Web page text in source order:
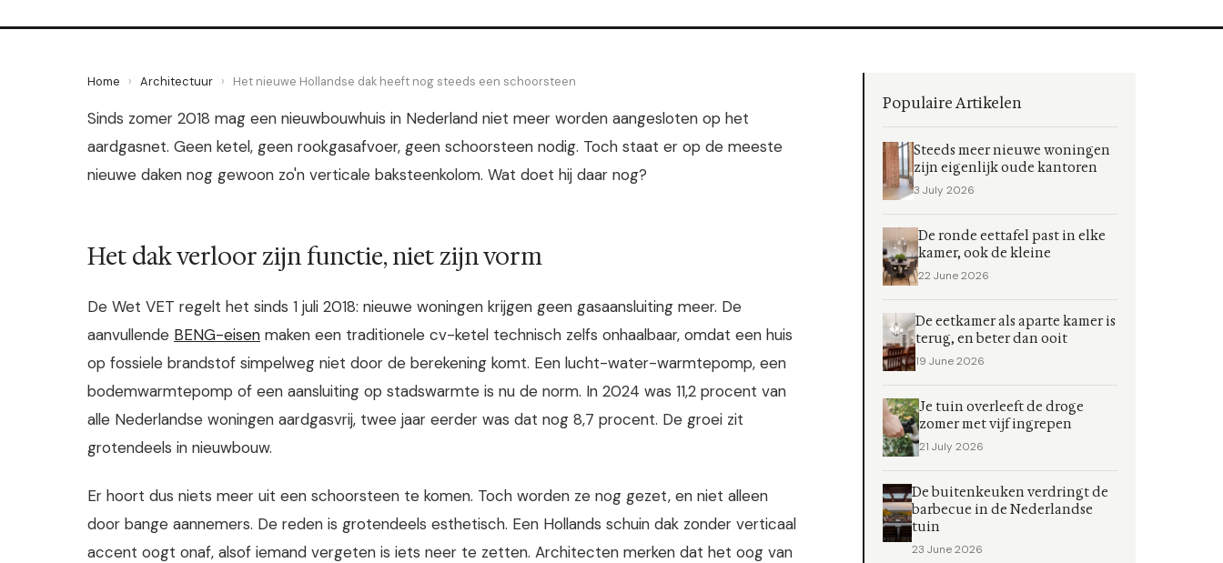
Home › Architectuur › Het nieuwe Hollandse dak heeft nog steeds een schoorsteen
Sinds zomer 2018 mag een nieuwbouwhuis in Nederland niet meer worden aangesloten op het
aardgasnet. Geen ketel, geen rookgasafvoer, geen schoorsteen nodig. Toch staat er op de meeste
nieuwe daken nog gewoon zo'n verticale baksteenkolom. Wat doet hij daar nog?
Het dak verloor zijn functie, niet zijn vorm
De Wet VET regelt het sinds 1 juli 2018: nieuwe woningen krijgen geen gasaansluiting meer. De
aanvullende BENG-eisen maken een traditionele cv-ketel technisch zelfs onhaalbaar, omdat een huis
op fossiele brandstof simpelweg niet door de berekening komt. Een lucht-water-warmtepomp, een
bodemwarmtepomp of een aansluiting op stadswarmte is nu de norm. In 2024 was 11,2 procent van
alle Nederlandse woningen aardgasvrij, twee jaar eerder was dat nog 8,7 procent. De groei zit
grotendeels in nieuwbouw.
Er hoort dus niets meer uit een schoorsteen te komen. Toch worden ze nog gezet, en niet alleen
door bange aannemers. De reden is grotendeels esthetisch. Een Hollands schuin dak zonder verticaal
accent oogt onaf, alsof iemand vergeten is iets neer te zetten. Architecten merken dat het oog van
Populaire Artikelen
Steeds meer nieuwe woningen
zijn eigenlijk oude kantoren
3 July 2026
De ronde eettafel past in elke
kamer, ook de kleine
22 June 2026
De eetkamer als aparte kamer is
terug, en beter dan ooit
19 June 2026
Je tuin overleeft de droge
zomer met vijf ingrepen
21 July 2026
De buitenkeuken verdringt de
barbecue in de Nederlandse
tuin
23 June 2026